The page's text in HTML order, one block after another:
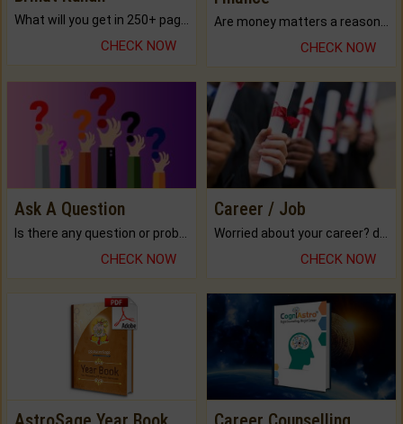
CHECK NOW CHECK NOW
Ask A Question
Is there any question or problem lingering.
CHECK NOW
Career / Job
Worried about your career? don't know what is.
CHECK NOW